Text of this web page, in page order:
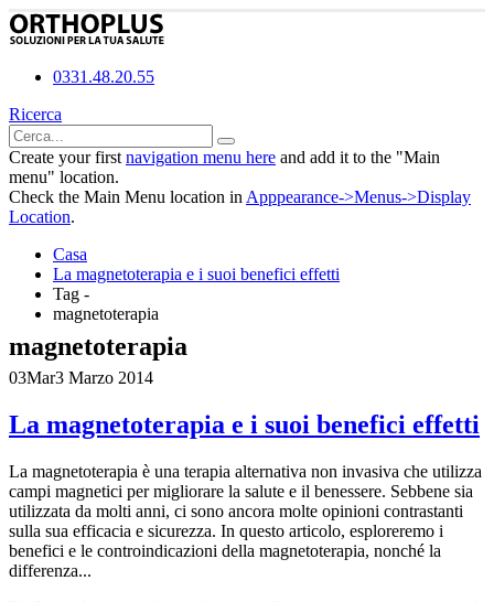
0331.48.20.55
Ricerca
Create your first navigation menu here and add it to the "Main
menu" location.
Check the Main Menu location in Apppearance->Menus->Display
Location.
Casa
La magnetoterapia e i suoi benefici effetti
Tag -
magnetoterapia
magnetoterapia
03Mar3 Marzo 2014
La magnetoterapia e i suoi benefici effetti
La magnetoterapia è una terapia alternativa non invasiva che utilizza
campi magnetici per migliorare la salute e il benessere. Sebbene sia
utilizzata da molti anni, ci sono ancora molte opinioni contrastanti
sulla sua efficacia e sicurezza. In questo articolo, esploreremo i
benefici e le controindicazioni della magnetoterapia, nonché la
differenza...